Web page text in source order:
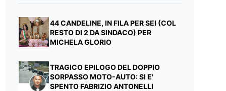
44 CANDELINE, IN FILA PER SEI (COL
RESTO DI 2 DA SINDACO) PER
MICHELA GLORIO
TRAGICO EPILOGO DEL DOPPIO
SORPASSO MOTO-AUTO: SI E'
SPENTO FABRIZIO ANTONELLI